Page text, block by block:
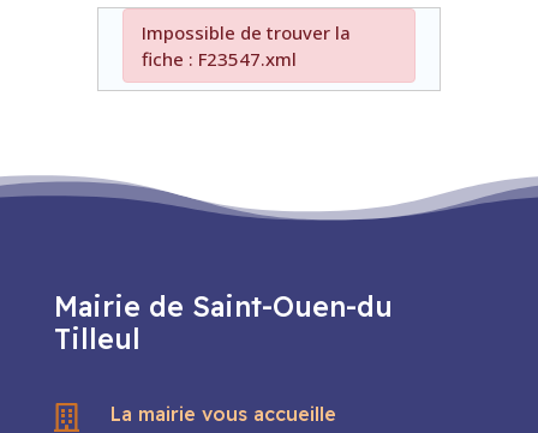
Impossible de trouver la
fiche : F23547.xml
Mairie de Saint-Ouen-du
Tilleul

La mairie vous accueille